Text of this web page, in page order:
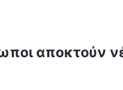
αποκτούν